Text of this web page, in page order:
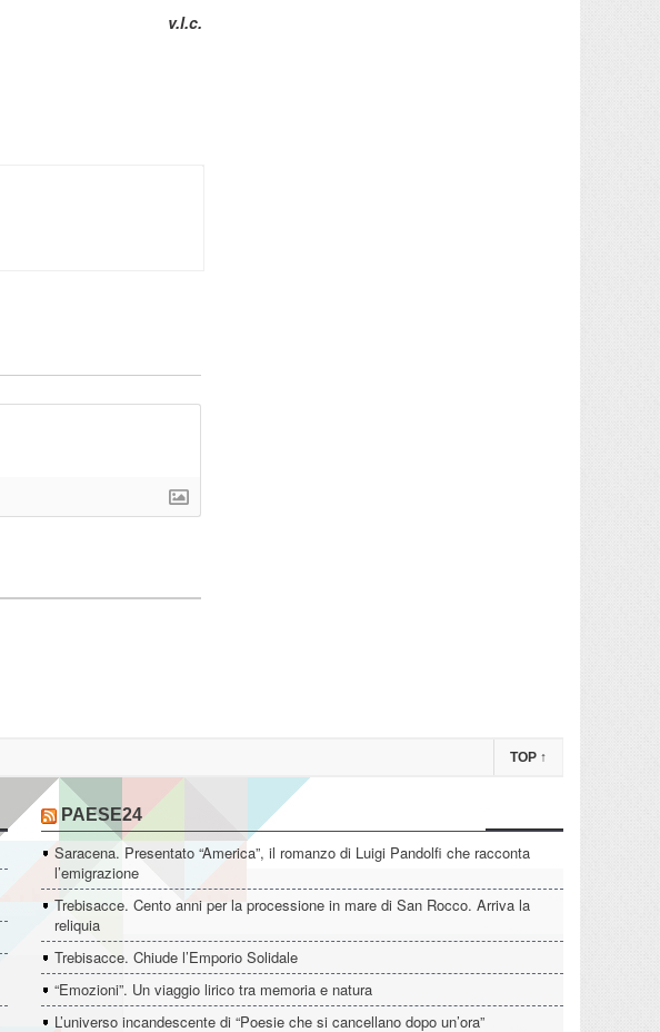
v.l.c.
TOP ↑
PAESE24
Saracena. Presentato “America”, il romanzo di Luigi Pandolfi che racconta
l’emigrazione
Trebisacce. Cento anni per la processione in mare di San Rocco. Arriva la
reliquia
Trebisacce. Chiude l’Emporio Solidale
“Emozioni”. Un viaggio lirico tra memoria e natura
L’universo incandescente di “Poesie che si cancellano dopo un’ora”